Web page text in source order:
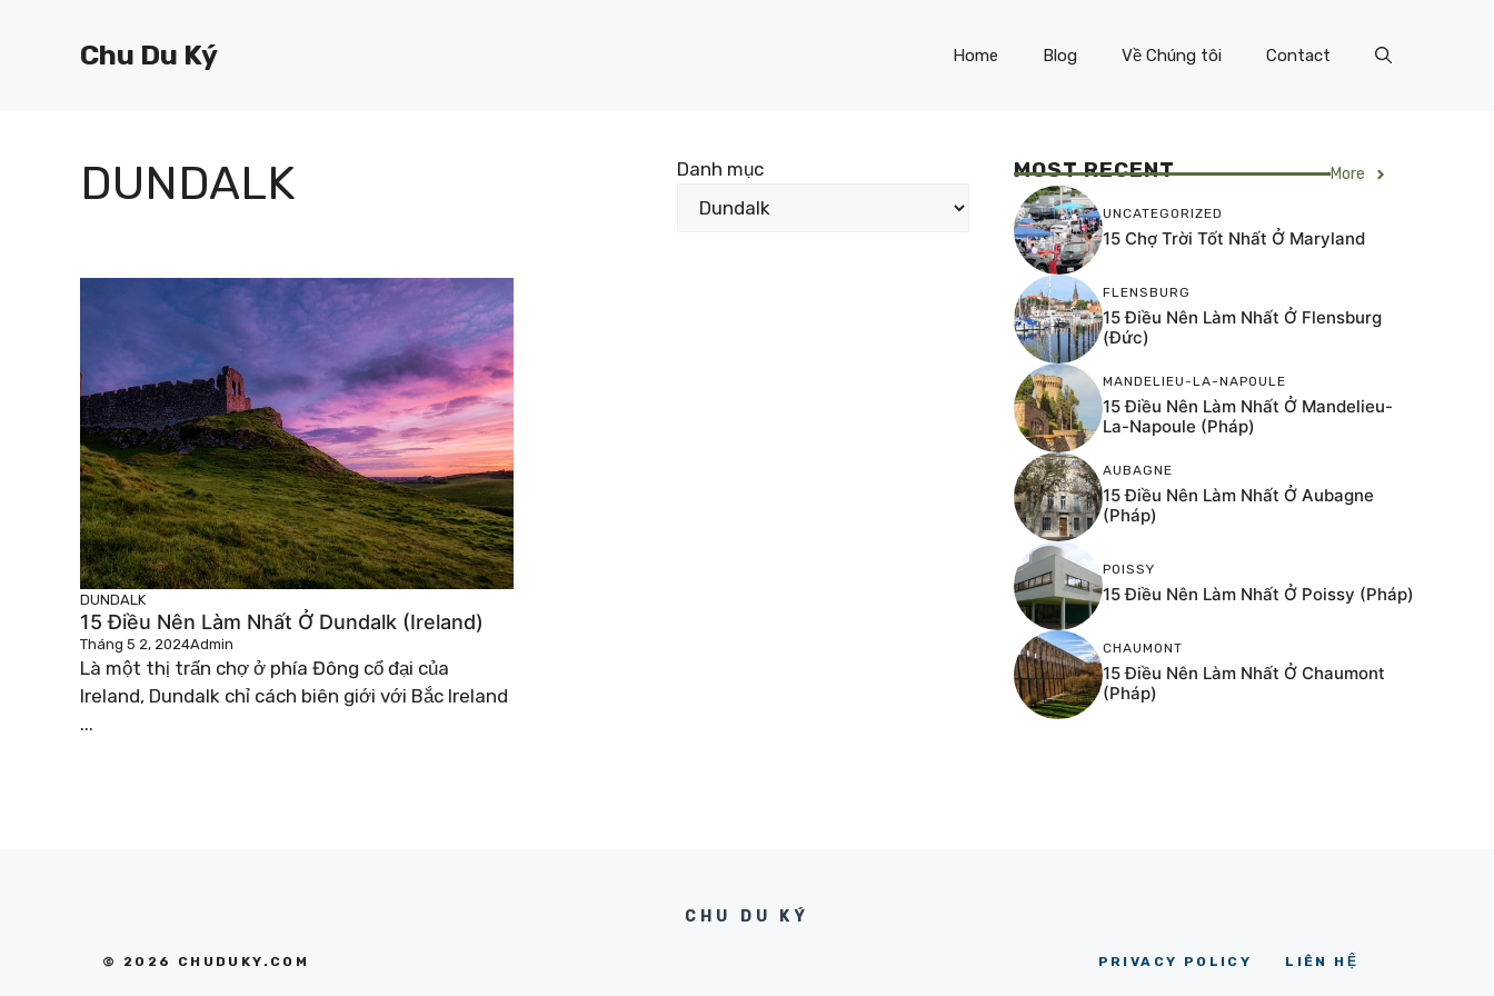
Chu Du Ký Home Blog Về Chúng tôi Contact
DUNDALK Danh mục
DUNDALK
15 Điều Nên Làm Nhất Ở Dundalk (Ireland)
Tháng 5 2, 2024Admin
Là một thị trấn chợ ở phía Đông cổ đại của
Ireland, Dundalk chỉ cách biên giới với Bắc Ireland
...
MOST RECENT More
UNCATEGORIZED
15 Chợ Trời Tốt Nhất Ở Maryland
FLENSBURG
15 Điều Nên Làm Nhất Ở Flensburg
(Đức)
MANDELIEU-LA-NAPOULE
15 Điều Nên Làm Nhất Ở Mandelieu-
La-Napoule (Pháp)
AUBAGNE
15 Điều Nên Làm Nhất Ở Aubagne
(Pháp)
POISSY
15 Điều Nên Làm Nhất Ở Poissy (Pháp)
CHAUMONT
15 Điều Nên Làm Nhất Ở Chaumont
(Pháp)
CHU DU KÝ
© 2026 CHUDUKY.COM PRIVACY POLICY LIÊN HỆ